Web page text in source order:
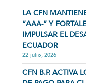
LA CFN
“AAA-” Y
IMPULSAR EL
ECUADOR
22 julio, 2026
CFN B.P. ACTIVA